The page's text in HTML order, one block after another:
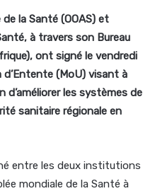
la Santé (OOAS) et
à travers son Bureau
ont signé le vendredi
(MoU) visant à
les systèmes de
sanitaire régionale en
entre les deux institutions
mondiale de la Santé à